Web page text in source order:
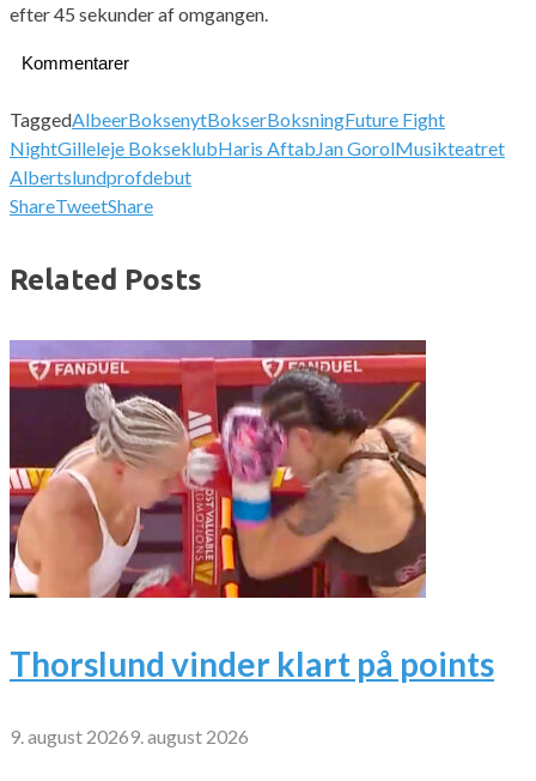
efter 45 sekunder af omgangen.
Kommentarer
TaggedAlbeerBoksenytBokserBoksningFuture Fight
NightGilleleje BokseklubHaris Aftab Jan GorolMusikteatret
Albertslundprofdebut
ShareTweetShare
Related Posts
Thorslund vinder klart på points
9. august 20269. august 2026